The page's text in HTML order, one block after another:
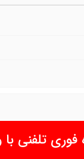
فوری تلفنی